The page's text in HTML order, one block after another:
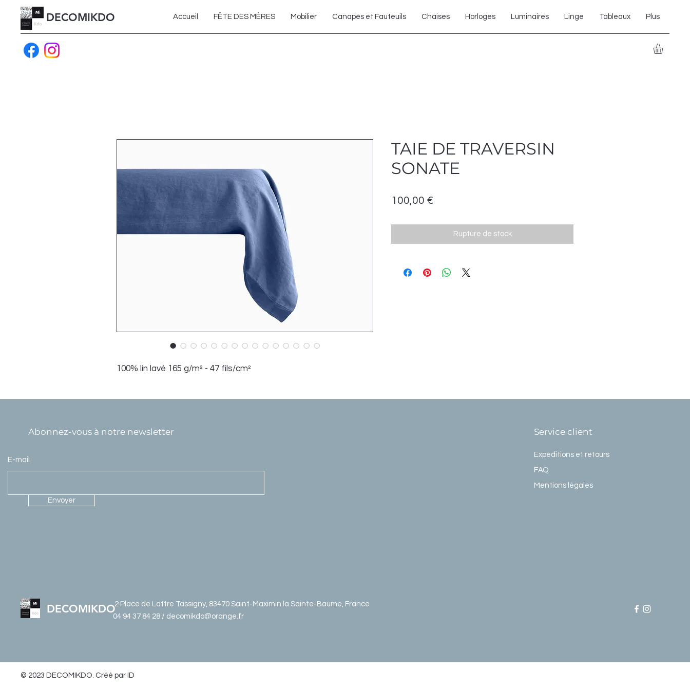
DECOMIKDO Accueil FÊTE DES MÈRES Mobilier Canapés et Fauteuils Chaises Horloges Luminaires Linge Tableaux Plus
100% lin lavé 165 g/m² - 47 fils/cm²
TAIE DE TRAVERSIN
SONATE
100,00 €
Rupture de stock
Abonnez-vous à notre newsletter
E-mail
Envoyer
Service client
Expéditions et retours
FAQ
Mentions légales
DECOMIKDO2 Place de Lattre Tassigny, 83470 Saint-Maximin la Sainte-Baume, France
04 94 37 84 28 / decomikdo@orange.fr
© 2023 DECOMIKDO. Créé par ID